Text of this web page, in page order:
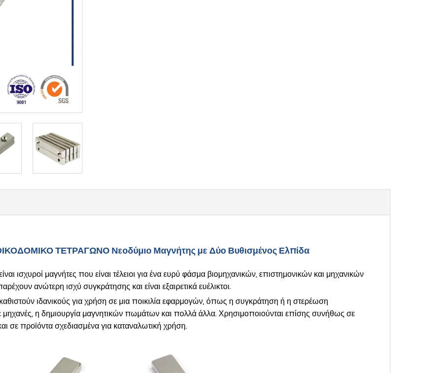
ΤΕΤΡΑΓΩΝΟ Νεοδύμιο Μαγνήτης με Δύο Βυθισμένος Ελπίδα
ισχυροί μαγνήτες που είναι τέλειοι για ένα ευρύ φάσμα βιομηχανικών, επιστημονικών και μηχανικών
ανώτερη ισχύ συγκράτησης και είναι εξαιρετικά ευέλικτοι.
ιδανικούς για χρήση σε μια ποικιλία εφαρμογών, όπως η συγκράτηση ή η στερέωση
η δημιουργία μαγνητικών πωμάτων και πολλά άλλα. Χρησιμοποιούνται επίσης συνήθως σε
σε προϊόντα σχεδιασμένα για καταναλωτική χρήση.